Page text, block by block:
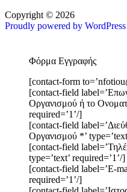
Copyright © 2026
Proudly powered by WordPress
Φόρμα Εγγραφής
[contact-form
[contact-field
Οργανισμού ή το
required=’1’/]
[contact-field
Οργανισμού *’
[contact-field
type=’text’ required=’1’/]
[contact-field label=’E-
required=’1’/]